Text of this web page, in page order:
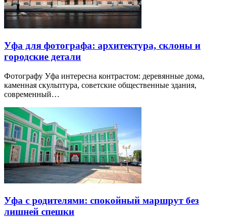
Уфа для фотографа: архитектура, склоны и
городские детали
Фотографу Уфа интересна контрастом: деревянные дома,
каменная скульптура, советские общественные здания,
современный…
Уфа с родителями: спокойный маршрут без
лишней спешки